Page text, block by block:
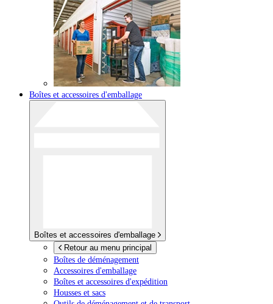
Boîtes et accessoires d'emballage
Boîtes et accessoires d'emballage
Retour au menu principal
Boîtes de déménagement
Accessoires d'emballage
Boîtes et accessoires d'expédition
Housses et sacs